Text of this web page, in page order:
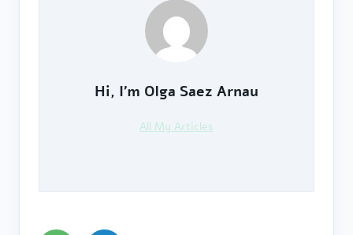
Hi, I’m Olga Saez Arnau
All My Articles